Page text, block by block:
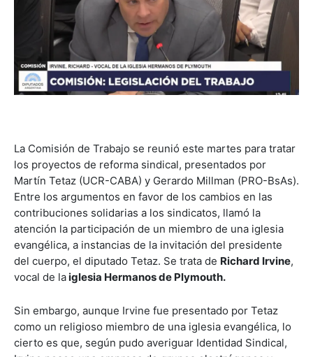
La Comisión de Trabajo se reunió este martes para tratar
los proyectos de reforma sindical, presentados por
Martín Tetaz (UCR-CABA) y Gerardo Millman (PRO-BsAs).
Entre los argumentos en favor de los cambios en las
contribuciones solidarias a los sindicatos, llamó la
atención la participación de un miembro de una iglesia
evangélica, a instancias de la invitación del presidente
del cuerpo, el diputado Tetaz. Se trata de Richard Irvine,
vocal de laiglesia Hermanos de Plymouth.
Sin embargo, aunque Irvine fue presentado por Tetaz
como un religioso miembro de una iglesia evangélica, lo
cierto es que, según pudo averiguar Identidad Sindical,